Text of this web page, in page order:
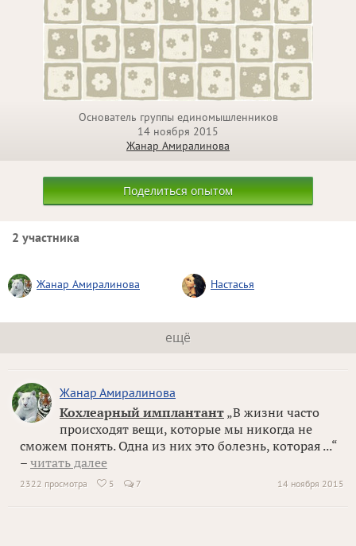
Основатель группы единомышленников
14 ноября 2015
Жанар Амиралинова
Поделиться опытом
2 участника
Жанар Амиралинова Настасья
ещё
Жанар Амиралинова
Кохлеарный имплантант „В жизни часто
происходят вещи, которые мы никогда не
сможем понять. Одна из них это болезнь, которая ...“
– читать далее
14 ноября 2015
2322 просмотра  5 7